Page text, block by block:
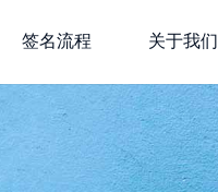
签名流程 关于我们